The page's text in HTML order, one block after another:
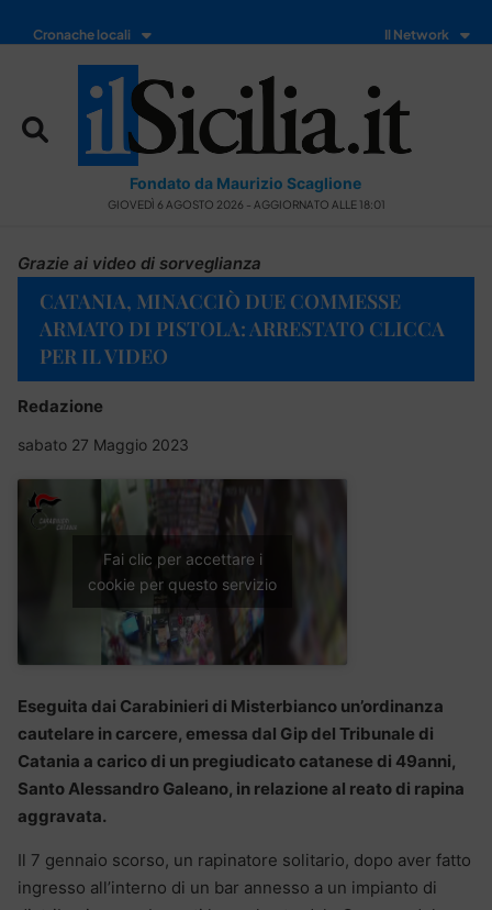
Cronache locali Il Network
Fondato da Maurizio Scaglione
GIOVEDÌ 6 AGOSTO 2026 - AGGIORNATO ALLE 18:01
Grazie ai video di sorveglianza
CATANIA, MINACCIÒ DUE COMMESSE
ARMATO DI PISTOLA: ARRESTATO CLICCA
PER IL VIDEO
Redazione
sabato 27 Maggio 2023
Fai clic per accettare i
cookie per questo servizio
Eseguita dai Carabinieri di Misterbianco un’ordinanza
cautelare in carcere, emessa dal Gip del Tribunale di
Catania a carico di un pregiudicato catanese di 49anni,
Santo Alessandro Galeano, in relazione al reato di rapina
aggravata.
Il 7 gennaio scorso, un rapinatore solitario, dopo aver fatto
ingresso all’interno di un bar annesso a un impianto di